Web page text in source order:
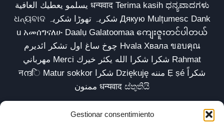
Gestionar consentimiento
يسلمو يعطيك العافية धन्यवाद Terima kasih ಧನ್ಯವಾದಗಳು
ଧନ୍ୟବାଦ شکریہ تھوڑا شکریہ Дякую Mulțumesc Dank
u አመሰግናለሁ Daalụ Galatoomaa ကျေးဇူးတင်ပါတယ်
چوخ ساغ اول تشکر ائدیرم Hvala Хвала ขอบคุณ
مهرباني Merci شكرا شكرا الله يكثر خيرك Rahmat
नന്ദि Matur sokkor شكرا Dziękuję مننه Ẹ ṣé شكراً
ممنون धन्यवाद ස්තුතියි